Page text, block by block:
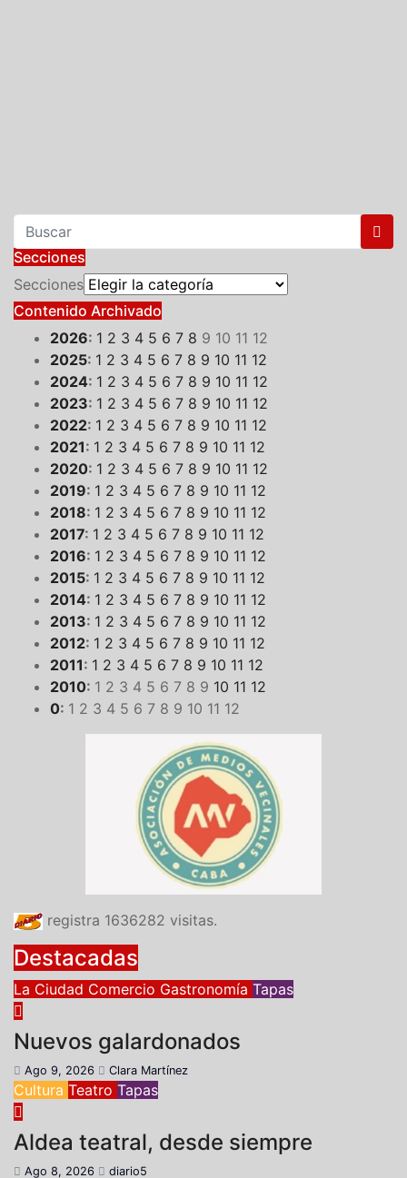
Secciones
Secciones
Contenido Archivado
2026: 1 2 3 4 5 6 7 8 9 10 11 12
2025: 1 2 3 4 5 6 7 8 9 10 11 12
2024: 1 2 3 4 5 6 7 8 9 10 11 12
2023: 1 2 3 4 5 6 7 8 9 10 11 12
2022: 1 2 3 4 5 6 7 8 9 10 11 12
2021: 1 2 3 4 5 6 7 8 9 10 11 12
2020: 1 2 3 4 5 6 7 8 9 10 11 12
2019: 1 2 3 4 5 6 7 8 9 10 11 12
2018: 1 2 3 4 5 6 7 8 9 10 11 12
2017: 1 2 3 4 5 6 7 8 9 10 11 12
2016: 1 2 3 4 5 6 7 8 9 10 11 12
2015: 1 2 3 4 5 6 7 8 9 10 11 12
2014: 1 2 3 4 5 6 7 8 9 10 11 12
2013: 1 2 3 4 5 6 7 8 9 10 11 12
2012: 1 2 3 4 5 6 7 8 9 10 11 12
2011: 1 2 3 4 5 6 7 8 9 10 11 12
2010: 1 2 3 4 5 6 7 8 9 10 11 12
0: 1 2 3 4 5 6 7 8 9 10 11 12
registra 1636282 visitas.
Destacadas
La Ciudad Comercio Gastronomía Tapas
Nuevos galardonados
Ago 9, 2026 Clara Martínez
Cultura Teatro Tapas
Aldea teatral, desde siempre
Ago 8, 2026 diario5